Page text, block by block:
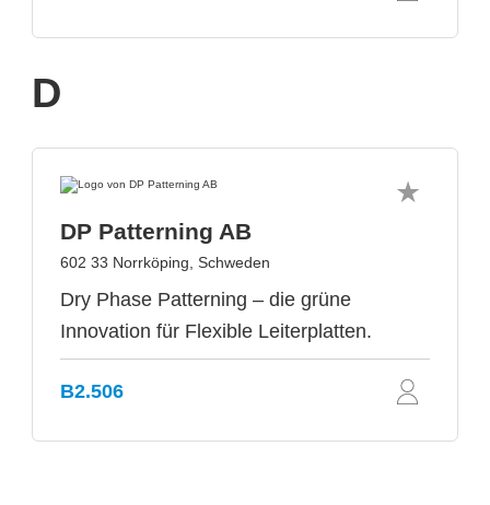
D
DP Patterning AB
602 33 Norrköping, Schweden
Dry Phase Patterning – die grüne
Innovation für Flexible Leiterplatten.
B2.506